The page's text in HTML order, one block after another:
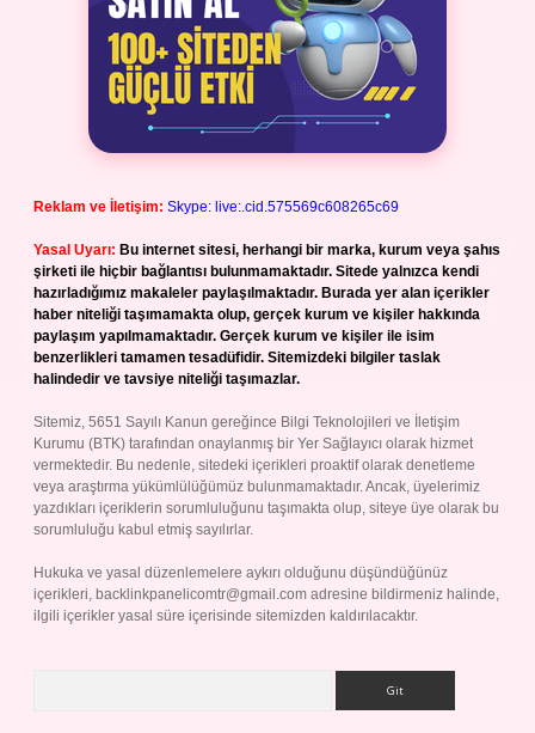
Reklam ve İletişim: Skype: live:.cid.575569c608265c69
Yasal Uyarı: Bu internet sitesi, herhangi bir marka, kurum veya şahıs
şirketi ile hiçbir bağlantısı bulunmamaktadır. Sitede yalnızca kendi
hazırladığımız makaleler paylaşılmaktadır. Burada yer alan içerikler
haber niteliği taşımamakta olup, gerçek kurum ve kişiler hakkında
paylaşım yapılmamaktadır. Gerçek kurum ve kişiler ile isim
benzerlikleri tamamen tesadüfidir. Sitemizdeki bilgiler taslak
halindedir ve tavsiye niteliği taşımazlar.
Sitemiz, 5651 Sayılı Kanun gereğince Bilgi Teknolojileri ve İletişim
Kurumu (BTK) tarafından onaylanmış bir Yer Sağlayıcı olarak hizmet
vermektedir. Bu nedenle, sitedeki içerikleri proaktif olarak denetleme
veya araştırma yükümlülüğümüz bulunmamaktadır. Ancak, üyelerimiz
yazdıkları içeriklerin sorumluluğunu taşımakta olup, siteye üye olarak bu
sorumluluğu kabul etmiş sayılırlar.
Hukuka ve yasal düzenlemelere aykırı olduğunu düşündüğünüz
içerikleri, backlinkpanelicomtr@gmail.com adresine bildirmeniz halinde,
ilgili içerikler yasal süre içerisinde sitemizden kaldırılacaktır.